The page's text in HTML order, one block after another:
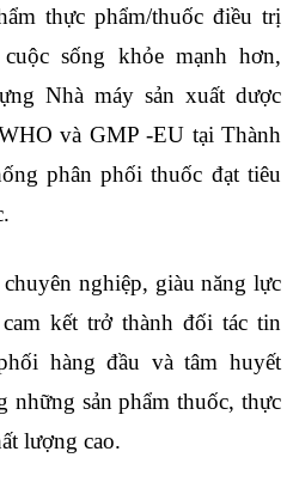
thực phẩm/thuốc điều trị
sống khỏe mạnh hơn,
Nhà máy sản xuất dược
và GMP -EU tại Thành
phân phối thuốc đạt tiêu
nghiệp, giàu năng lực
kết trở thành đối tác tin
hàng đầu và tâm huyết
những sản phẩm thuốc, thực
lượng cao.